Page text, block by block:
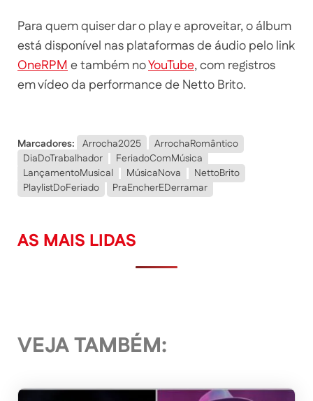
Para quem quiser dar o play e aproveitar, o álbum
está disponível nas plataformas de áudio pelo link
OneRPMe também noYouTube, com registros
em vídeo da performance de Netto Brito.
Marcadores: Arrocha2025
ArrochaRomântico
DiaDoTrabalhador
FeriadoComMúsica
LançamentoMusical
MúsicaNova
NettoBrito
PlaylistDoFeriado
PraEncherEDerramar
AS MAIS LIDAS
VEJA TAMBÉM: